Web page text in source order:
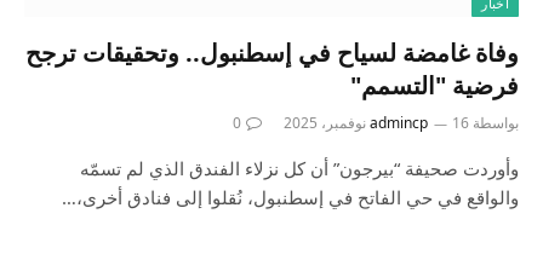
وفاة غامضة لسياح في إسطنبول.. وتحقيقات ترجح
فرضية "التسمم"
بواسطة admincp 16 نوفمبر، 2025 0
وأوردت صحيفة “بيرجون” أن كل نزلاء الفندق الذي لم تسمّه
والواقع في حي الفاتح في إسطنبول، نُقلوا إلى فنادق أخرى،…